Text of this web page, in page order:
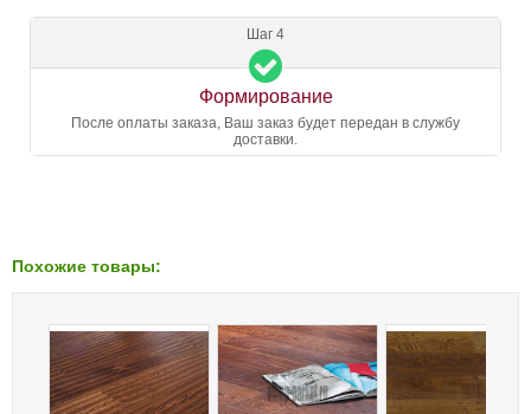
Шаг 4
Формирование
После оплаты заказа, Ваш заказ будет передан в службу
доставки.
Похожие товары: